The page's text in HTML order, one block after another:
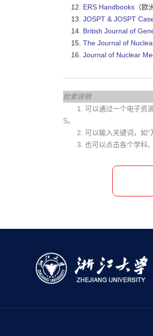
ERS Handbooks （欧
JOSPT & JOSPT
British Journal of
The Journal of
Journal of Nuclear
检索说明
1. 可以通过一个电子资
S。
2. 可以输入关键词，如“
3. 也可以点击各个学科